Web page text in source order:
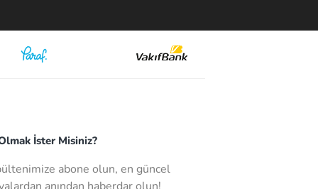
İster Misiniz?
abone olun, en güncel